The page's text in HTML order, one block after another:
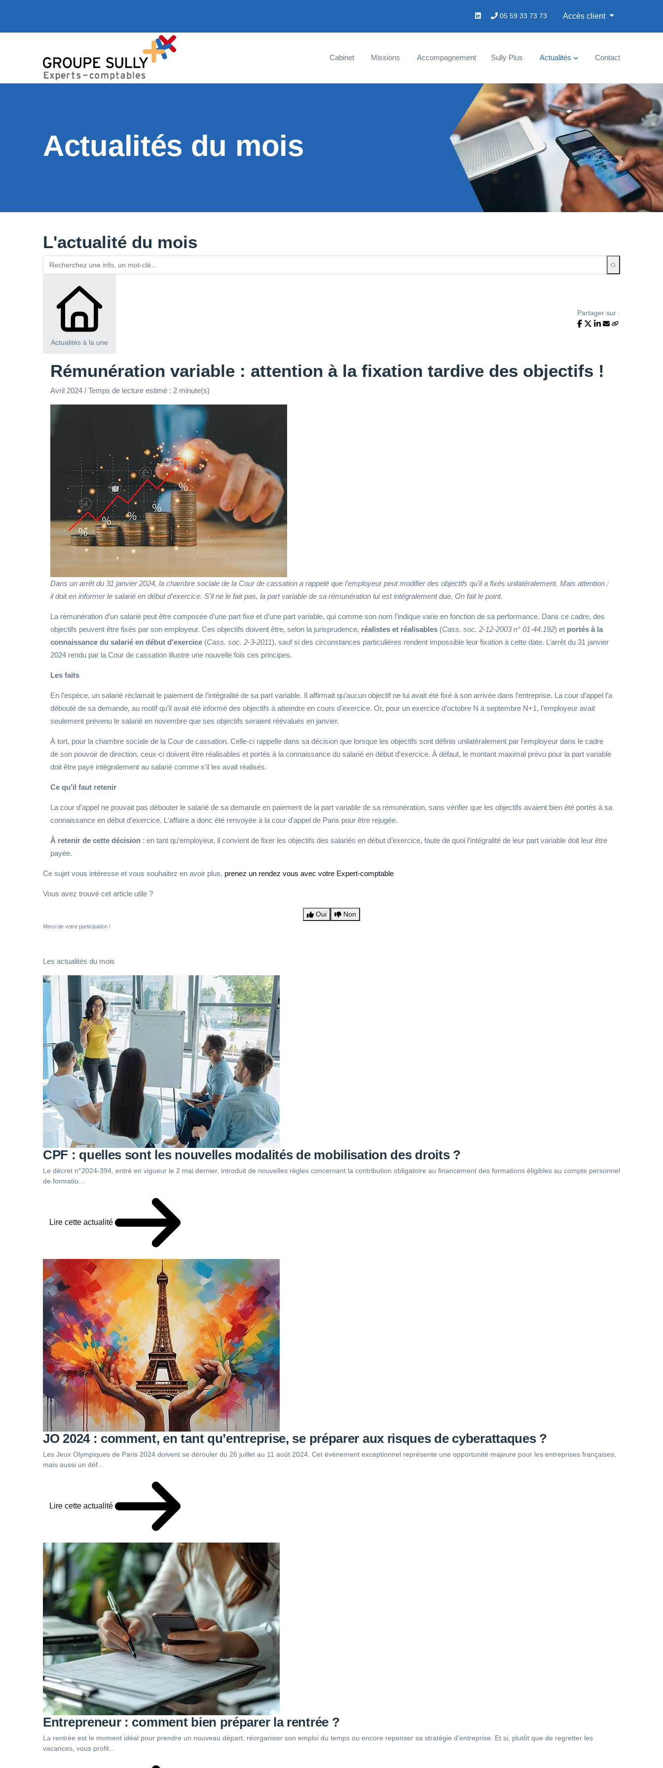
05 59 33 73 73 Accès client
Cabinet Missions Accompagnement Sully Plus Actualités Contact
Actualités du mois
L'actualité du mois
Actualités à la une
Partager sur :
Rémunération variable : attention à la fixation tardive des objectifs !
Avril 2024 / Temps de lecture estimé : 2 minute(s)
Dans un arrêt du 31 janvier 2024, la chambre sociale de la Cour de cassation a rappelé que l’employeur peut modifier des objectifs qu’il a fixés unilatéralement. Mais attention :
il doit en informer le salarié en début d’exercice. S’il ne le fait pas, la part variable de sa rémunération lui est intégralement due. On fait le point.
La rémunération d’un salarié peut être composée d’une part fixe et d’une part variable, qui comme son nom l'indique varie en fonction de sa performance. Dans ce cadre, des
objectifs peuvent être fixés par son employeur. Ces objectifs doivent être, selon la jurisprudence, réalistes et réalisables (Cass. soc. 2-12-2003 n° 01-44.192) et portés à la
connaissance du salarié en début d'exercice (Cass. soc. 2-3-2011), sauf si des circonstances particulières rendent impossible leur fixation à cette date. L’arrêt du 31 janvier
2024 rendu par la Cour de cassation illustre une nouvelle fois ces principes.
Les faits
En l’espèce, un salarié réclamait le paiement de l’intégralité de sa part variable. Il affirmait qu’aucun objectif ne lui avait été fixé à son arrivée dans l’entreprise. La cour d’appel l’a
débouté de sa demande, au motif qu’il avait été informé des objectifs à atteindre en cours d’exercice. Or, pour un exercice d’octobre N à septembre N+1, l’employeur avait
seulement prévenu le salarié en novembre que ses objectifs seraient réévalués en janvier.
À tort, pour la chambre sociale de la Cour de cassation. Celle-ci rappelle dans sa décision que lorsque les objectifs sont définis unilatéralement par l'employeur dans le cadre
de son pouvoir de direction, ceux-ci doivent être réalisables et portés à la connaissance du salarié en début d'exercice. À défaut, le montant maximal prévu pour la part variable
doit être payé intégralement au salarié comme s'il les avait réalisés.
Ce qu’il faut retenir
La cour d’appel ne pouvait pas débouter le salarié de sa demande en paiement de la part variable de sa rémunération, sans vérifier que les objectifs avaient bien été portés à sa
connaissance en début d'exercice. L'affaire a donc été renvoyée à la cour d'appel de Paris pour être rejugée.
À retenir de cette décision : en tant qu’employeur, il convient de fixer les objectifs des salariés en début d’exercice, faute de quoi l’intégralité de leur part variable doit leur être
payée.
Ce sujet vous intéresse et vous souhaitez en avoir plus, prenez un rendez vous avec votre Expert-comptable
Vous avez trouvé cet article utile ?
Oui Non
Merci de votre participation !
Les actualités du mois
CPF : quelles sont les nouvelles modalités de mobilisation des droits ?
Le décret n°2024-394, entré en vigueur le 2 mai dernier, introduit de nouvelles règles concernant la contribution obligatoire au financement des formations éligibles au compte personnel
de formatio...
Lire cette actualité
JO 2024 : comment, en tant qu’entreprise, se préparer aux risques de cyberattaques ?
Les Jeux Olympiques de Paris 2024 doivent se dérouler du 26 juillet au 11 août 2024. Cet événement exceptionnel représente une opportunité majeure pour les entreprises françaises,
mais aussi un déf...
Lire cette actualité
Entrepreneur : comment bien préparer la rentrée ?
La rentrée est le moment idéal pour prendre un nouveau départ, réorganiser son emploi du temps ou encore repenser sa stratégie d’entreprise. Et si, plutôt que de regretter les
vacances, vous profit...